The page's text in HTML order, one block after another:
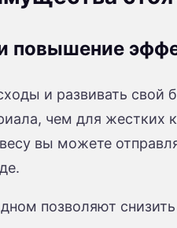
повышение
и развивать
чем для жестких
вы можете
позволяют